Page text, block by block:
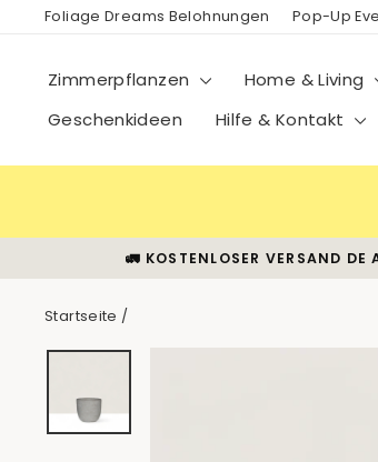
DirektFoliage Dreams Belohnungen Pop-Up
Zimmerpflanzen Home & Living
Geschenkideen
Hilfe & Kontakt
🚛 KOSTENLOSER VERSAND DE
Startseite /